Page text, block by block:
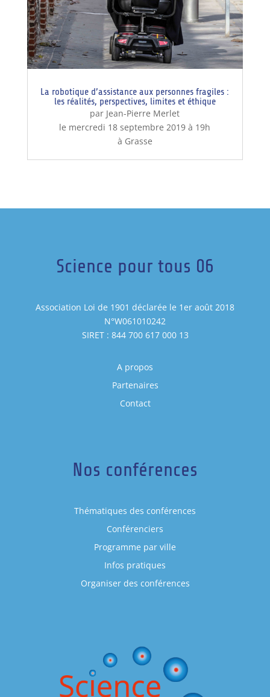
La robotique d’assistance aux personnes fragiles :
les réalités, perspectives, limites et éthique
par Jean-Pierre Merlet
le mercredi 18 septembre 2019 à 19h
à Grasse
Science pour tous 06
Association Loi de 1901 déclarée le 1er août 2018
N°W061010242
SIRET : 844 700 617 000 13
A propos
Partenaires
Contact
Nos conférences
Thématiques des conférences
Conférenciers
Programme par ville
Infos pratiques
Organiser des conférences